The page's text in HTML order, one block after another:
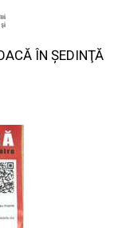
ÎN ŞEDINŢĂ